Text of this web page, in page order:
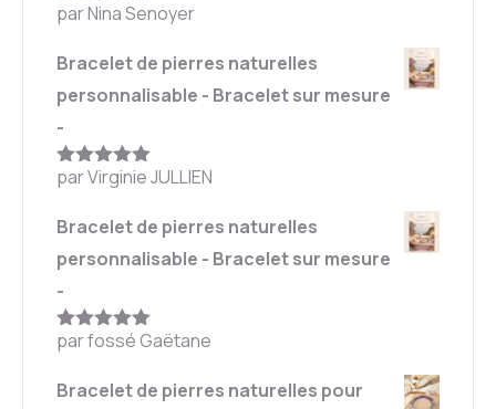
Note5sur
par Nina Senoyer
Bracelet de pierres naturelles
personnalisable - Bracelet sur mesure
-
Note5sur
par Virginie JULLIEN
Bracelet de pierres naturelles
personnalisable - Bracelet sur mesure
-
Note5sur
par fossé Gaëtane
Bracelet de pierres naturelles pour